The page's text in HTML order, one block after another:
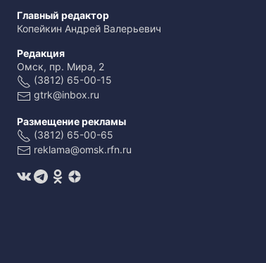
Главный редактор
Копейкин Андрей Валерьевич
Редакция
Омск, пр. Мира, 2
(3812) 65-00-15
gtrk@inbox.ru
Размещение рекламы
(3812) 65-00-65
reklama@omsk.rfn.ru